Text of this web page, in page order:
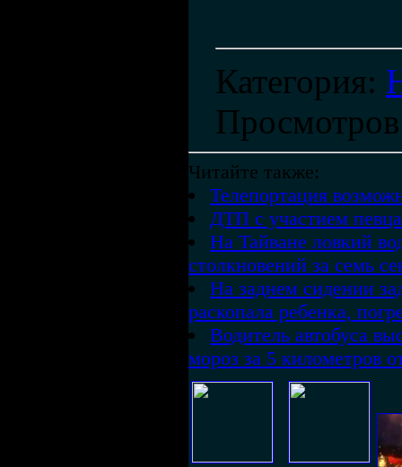
Категория:
Просмотров
Читайте также:
Телепортация
ДТП с участием
На Тайване ловкий
столкновений за семь
На заднем сидении
раскопала ребенка,
Водитель автобуса
мороз за 5 километров